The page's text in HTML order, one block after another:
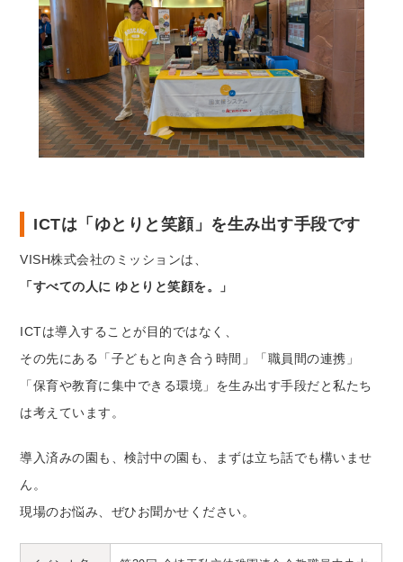
ICTは「ゆとりと笑顔」を生み出す手段です
VISH株式会社のミッションは、
「すべての人に ゆとりと笑顔を。」
ICTは導入することが目的ではなく、
その先にある「子どもと向き合う時間」「職員間の連携」
「保育や教育に集中できる環境」を生み出す手段だと私たち
は考えています。
導入済みの園も、検討中の園も、まずは立ち話でも構いませ
ん。
現場のお悩み、ぜひお聞かせください。